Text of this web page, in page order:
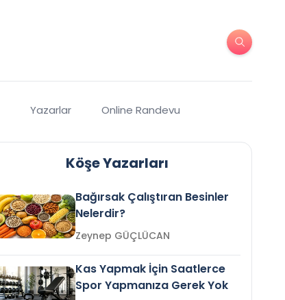
Yazarlar Online Randevu
Köşe Yazarları
Bağırsak Çalıştıran Besinler
Nelerdir?
Zeynep GÜÇLÜCAN
Kas Yapmak İçin Saatlerce
Spor Yapmanıza Gerek Yok